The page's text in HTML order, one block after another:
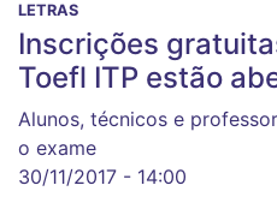
LETRAS
Inscrições
Toefl ITP estão
Alunos, técnicos e
o exame
30/11/2017 - 14:00